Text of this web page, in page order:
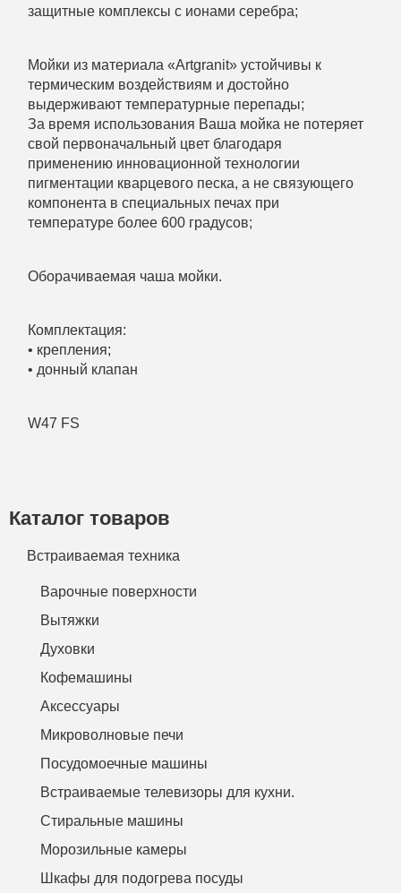
защитные комплексы с ионами серебра;
Мойки из материала «Artgranit» устойчивы к
термическим воздействиям и достойно
выдерживают температурные перепады;
За время использования Ваша мойка не потеряет
свой первоначальный цвет благодаря
применению инновационной технологии
пигментации кварцевого песка, а не связующего
компонента в специальных печах при
температуре более 600 градусов;
Оборачиваемая чаша мойки.
Комплектация:
• крепления;
• донный клапан
W47 FS
Каталог товаров
Встраиваемая техника
Варочные поверхности
Вытяжки
Духовки
Кофемашины
Аксессуары
Микроволновые печи
Посудомоечные машины
Встраиваемые телевизоры для кухни.
Стиральные машины
Морозильные камеры
Шкафы для подогрева посуды